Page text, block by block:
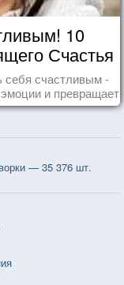
10
Счастья
себя счастливым -
и превращает
— 35 376 шт.